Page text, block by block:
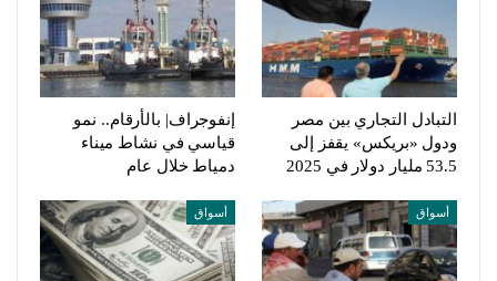
التبادل التجاري بين مصر
ودول «بريكس» يقفز إلى
53.5 مليار دولار في 2025
إنفوجراف| بالأرقام.. نمو
قياسي في نشاط ميناء
دمياط خلال عام
أسواق أسواق